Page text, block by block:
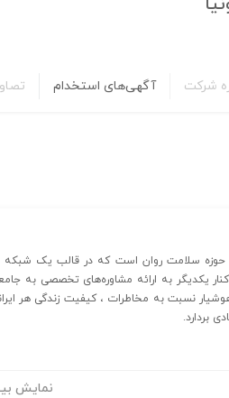
شرکت آگهی‌های استخدام
حوزه سلامت روان است که در قالب یک
یکدیگر به ارائه مشاوره‌‏های تخصصی به
نسبت به مخاطرات ، کیفیت زندگی هر
بردارد.
نمایش